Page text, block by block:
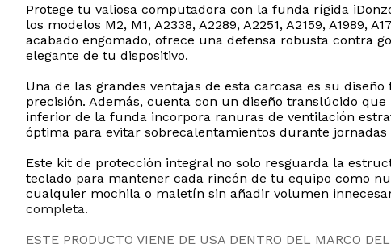
Protege tu valiosa computadora con la funda rígida
los modelos M2, M1, A2338, A2289, A2251, A2159,
acabado engomado, ofrece una defensa robusta contra
elegante de tu dispositivo.
Una de las grandes ventajas de esta carcasa es su
precisión. Además, cuenta con un diseño translúcido
inferior de la funda incorpora ranuras de ventilación
óptima para evitar sobrecalentamientos durante jornadas
Este kit de protección integral no solo resguarda la
teclado para mantener cada rincón de tu equipo como
cualquier mochila o maletín sin añadir volumen
completa.
ESTE PRODUCTO VIENE DE USA DENTRO DEL MARCO